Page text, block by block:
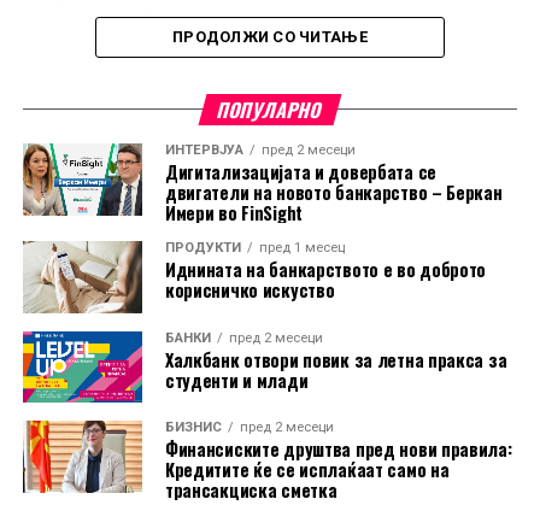
во Северна Македонија може да се купат повеќе
производи и услуги отколку што би можело да се
Северна Македонија истовремено бележи и
најголемо зголемување на минималната плата во
Европа во периодот од јануари до јули 2026 година.
Минималната плата е зголемена за 6,9 проценти, што
е највисок раст меѓу 29 анализирани европски земји.
зголемиле минималните плати, додека во останатите
тие останале непроменети, и покрај инфлациските
притисоци.
Рангирањето според куповната моќ дава поинаква
слика од онаа што ја покажуваат номиналните износи
ПРОДОЛЖИ СО ЧИТАЊЕ
ПОПУЛАРНО
ИНТЕРВЈУА пред 2 месеци
Дигитализацијата и довербата се
двигатели на новото банкарство – Беркан
Имери во FinSight
ПРОДУКТИ пред 1 месец
Иднината на банкарството е во доброто
корисничко искуство
БАНКИ пред 2 месеци
Халкбанк отвори повик за летна пракса за
студенти и млади
БИЗНИС пред 2 месеци
Финансиските друштва пред нови правила:
Кредитите ќе се исплаќаат само на
трансакциска сметка